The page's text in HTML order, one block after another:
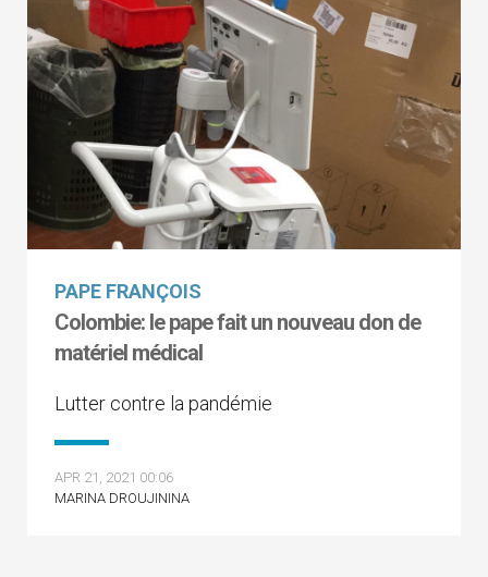
PAPE FRANÇOIS
Colombie: le pape fait un nouveau don de
matériel médical
Lutter contre la pandémie
APR 21, 2021 00:06
MARINA DROUJININA